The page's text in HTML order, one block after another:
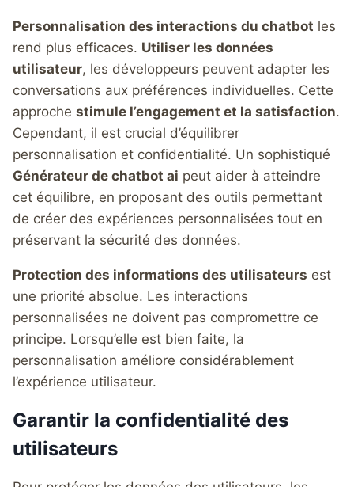
Personnalisation des interactions du chatbot les
rend plus efficaces. Utiliser les données
utilisateur, les développeurs peuvent adapter les
conversations aux préférences individuelles. Cette
approche stimule l’engagement et la satisfaction.
Cependant, il est crucial d’équilibrer
personnalisation et confidentialité. Un sophistiqué
Générateur de chatbot ai peut aider à atteindre
cet équilibre, en proposant des outils permettant
de créer des expériences personnalisées tout en
préservant la sécurité des données.
Protection des informations des utilisateurs est
une priorité absolue. Les interactions
personnalisées ne doivent pas compromettre ce
principe. Lorsqu’elle est bien faite, la
personnalisation améliore considérablement
l’expérience utilisateur.
Garantir la confidentialité des
utilisateurs